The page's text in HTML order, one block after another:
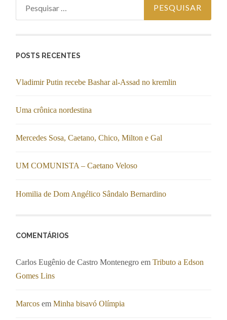
POSTS RECENTES
Vladimir Putin recebe Bashar al-Assad no kremlin
Uma crônica nordestina
Mercedes Sosa, Caetano, Chico, Milton e Gal
UM COMUNISTA – Caetano Veloso
Homilia de Dom Angélico Sândalo Bernardino
COMENTÁRIOS
Carlos Eugênio de Castro Montenegro emTributo a Edson
Gomes Lins
Marcos emMinha bisavó Olímpia